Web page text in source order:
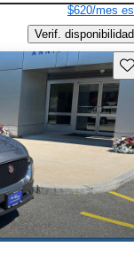
$620/mes
Verif. disponibilidad